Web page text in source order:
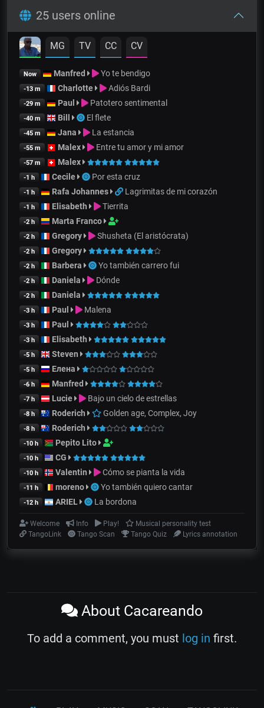
25 users online
MG TV CC CV
Now Manfred Yo te bendigo
-13 m Charlotte Adiós Bardi
-29 m Paul Patotero sentimental
-40 m Bill El flete
-45 m Jana La estancia
-55 m Malex Entre tu amor y mi amor
-57 m Malex
-1 h Cecile Por esta cruz
-1 h Rafa Johannes Lagrimitas de mi corazón
-1 h Elisabeth Tierrita
-2 h Marta Franco
-2 h Gregory Shusheta (El aristócrata)
-2 h Gregory
-2 h Barbera Yo también carrero fui
-2 h Daniela Dónde
-2 h Daniela
-3 h Paul Malena
-3 h Paul
-3 h Elisabeth
-5 h Steven
-5 h Елена
-6 h Manfred
-7 h Lucie Bajo un cielo de estrellas
-8 h Roderich Golden age, Complex, Joy
-8 h Roderich
-10 h Pepito Lito
-10 h CG
-10 h Valentin Cómo se pianta la vida
-11 h moreno Yo también quiero cantar
-12 h ARIEL La bordona
Welcome Info Play!
Musical personality test
TangoLink
Tango Scan Tango Quiz Lyrics annotation
About Cacareando
To add a comment, you must log in first.